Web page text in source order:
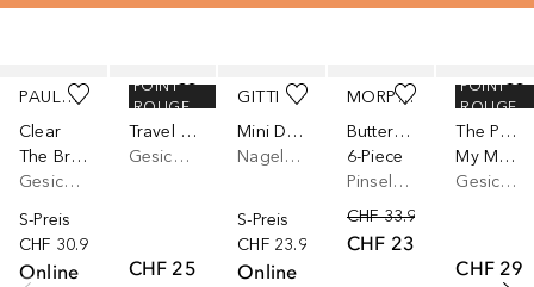
PAULA'S CHOICE
Clear
The Breakout Fighting Kit
Gesichtspflegeset
S-Preis
CHF 30.99
Online
MINLEN
Travel Size
Gesichtspflegeset
CHF 25.42
POINT
ROUGE
GITTI
Mini Duo Set
Nagelpflegeset
S-Preis
CHF 23.90
Online
MORPHE
Buttery Blends
6-Piece
Pinselset
CHF 33.90
CHF 23.90
BENEFIT
The POREfessional
My Main POREfessionals - Set aus Reinigungsschaum, Primer & Fixing Spray
Gesichtspflegeset
CHF
POINT
ROUGE